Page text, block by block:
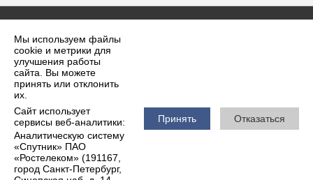
Мы используем файлы
cookie и метрики для
улучшения работы
сайта. Вы можете
принять или отклонить
их.
Сайт использует
сервисы веб-аналитики:
Аналитическую систему
«Спутник» ПАО
«Ростелеком» (191167,
город Санкт-Петербург,
Принять Отказаться
2026 г. krilovskaya.ru
Вход
Карта сайта
Политика обработки персональных данных
Сделано на KubCMS
Разработка и поддержка